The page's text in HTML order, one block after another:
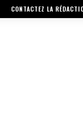
CONTACTEZ LA